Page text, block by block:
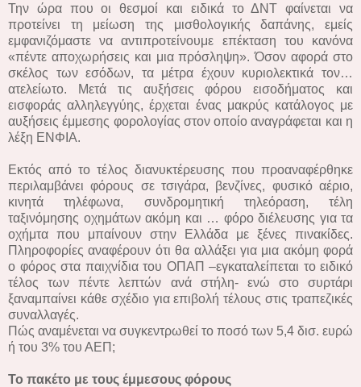
Την ώρα που οι θεσμοί και ειδικά το ΔΝΤ φαίνεται να
προτείνει τη μείωση της μισθολογικής δαπάνης, εμείς
εμφανιζόμαστε να αντιπροτείνουμε επέκταση του κανόνα
«πέντε αποχωρήσεις και μια πρόσληψη». Όσον αφορά στο
σκέλος των εσόδων, τα μέτρα έχουν κυριολεκτικά τον…
ατελείωτο. Μετά τις αυξήσεις φόρου εισοδήματος και
εισφοράς αλληλεγγύης, έρχεται ένας μακρύς κατάλογος με
αυξήσεις έμμεσης φορολογίας στον οποίο αναγράφεται και η
λέξη ΕΝΦΙΑ.
Εκτός από το τέλος διανυκτέρευσης που προαναφέρθηκε
περιλαμβάνει φόρους σε τσιγάρα, βενζίνες, φυσικό αέριο,
κινητά τηλέφωνα, συνδρομητική τηλεόραση, τέλη
ταξινόμησης οχημάτων ακόμη και … φόρο διέλευσης για τα
οχήμτα που μπαίνουν στην Ελλάδα με ξένες πινακίδες.
Πληροφορίες αναφέρουν ότι θα αλλάξει για μια ακόμη φορά
ο φόρος στα παιχνίδια του ΟΠΑΠ –εγκαταλείπεται το ειδικό
τέλος των πέντε λεπτών ανά στήλη- ενώ στο συρτάρι
ξαναμπαίνει κάθε σχέδιο για επιβολή τέλους στις τραπεζικές
συναλλαγές.
Πώς αναμένεται να συγκεντρωθεί το ποσό των 5,4 δισ. ευρώ
ή του 3% του ΑΕΠ;
Το πακέτο με τους έμμεσους φόρους